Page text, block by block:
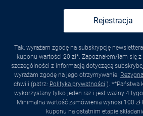
Rejestracja
Tak, wyrażam zgodę na subskrypcję
kuponu wartości 20 zł*. Zapoznałem/łam się
szczególności z informacją dotyczącą
wyrażam zgodę na jego otrzymywanie.
chwili (patrz: Polityka prywatności ). **Państwa
wykorzystany tylko jeden raz i jest ważny 4
Minimalna wartość zamówienia wynosi 100
kuponu na ostatnim etapie